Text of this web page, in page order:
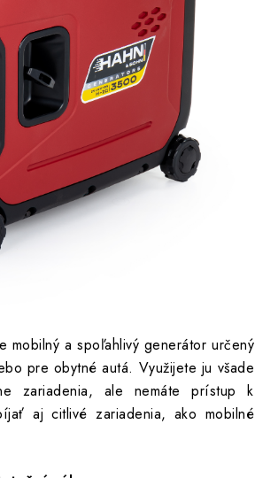
a spoľahlivý generátor určený
pre obytné autá. Využijete ju všade
zariadenia, ale nemáte prístup k
aj citlivé zariadenia, ako mobilné